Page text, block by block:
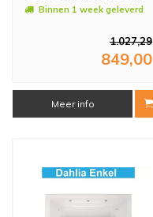
Binnen 1 week geleverd
1.027,29
849,00
Meer info